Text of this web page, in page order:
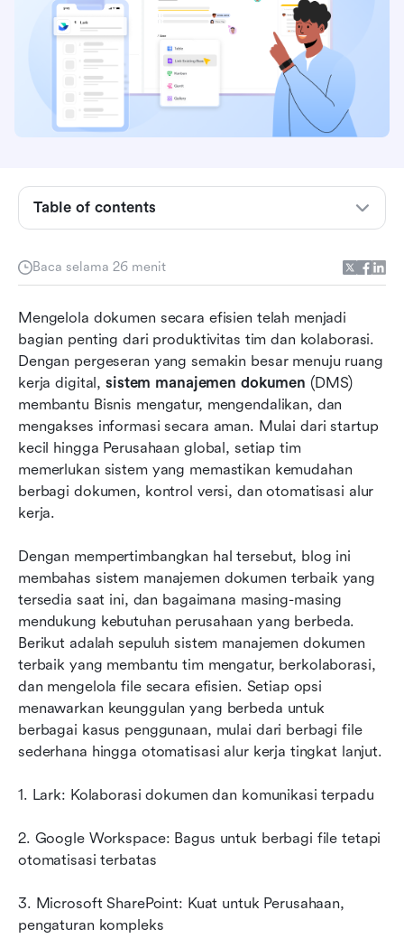
Baca selama 26 menit
Mengelola dokumen secara efisien telah menjadi
bagian penting dari produktivitas tim dan kolaborasi.
Dengan pergeseran yang semakin besar menuju ruang
kerja digital, sistem manajemen dokumen (DMS)
membantu Bisnis mengatur, mengendalikan, dan
mengakses informasi secara aman. Mulai dari startup
kecil hingga Perusahaan global, setiap tim
memerlukan sistem yang memastikan kemudahan
berbagi dokumen, kontrol versi, dan otomatisasi alur
kerja.
Dengan mempertimbangkan hal tersebut, blog ini
membahas sistem manajemen dokumen terbaik yang
tersedia saat ini, dan bagaimana masing-masing
mendukung kebutuhan perusahaan yang berbeda.
Berikut adalah sepuluh sistem manajemen dokumen
terbaik yang membantu tim mengatur, berkolaborasi,
dan mengelola file secara efisien. Setiap opsi
menawarkan keunggulan yang berbeda untuk
berbagai kasus penggunaan, mulai dari berbagi file
sederhana hingga otomatisasi alur kerja tingkat lanjut.
1. Lark: Kolaborasi dokumen dan komunikasi terpadu
2. Google Workspace: Bagus untuk berbagi file tetapi
otomatisasi terbatas
3. Microsoft SharePoint: Kuat untuk Perusahaan,
pengaturan kompleks
Table of contents
Lihat sekilas sistem manajemen dokumen
Apa itu sistem manajemen dokumen (DMS)?
10 sistem manajemen dokumen teratas untuk
dipertimbangkan
Fitur utama yang perlu diperhatikan dalam
sistem manajemen dokumen
Manfaat menggunakan DMS modern seperti
Lark
Tantangan umum dengan sistem manajemen
dokumen tradisional
Kesimpulan
FAQ
Bacaan terkait